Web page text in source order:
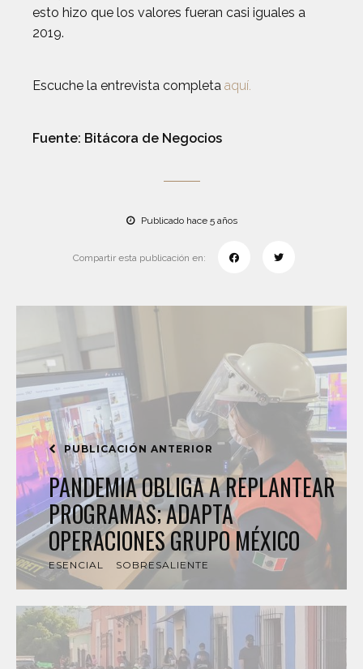
esto hizo que los valores fueran casi iguales a
2019.
Escuche la entrevista completa aquí.
Fuente: Bitácora de Negocios
Publicado hace 5 años
Compartir esta publicación en:
PUBLICACIÓN ANTERIOR
PANDEMIA OBLIGA A REPLANTEAR
PROGRAMAS; ADAPTA
OPERACIONES GRUPO MÉXICO
ESENCIAL SOBRESALIENTE